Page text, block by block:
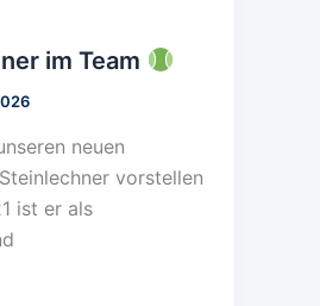
im Team
neuen
vorstellen
ist er als